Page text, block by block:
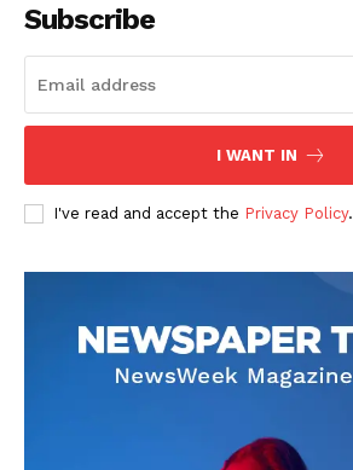
Subscribe
I WANT IN
I've read and accept the Privacy Policy.